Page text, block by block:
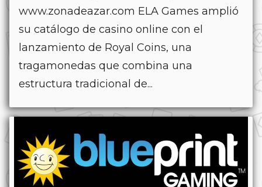
www.zonadeazar.com ELA Games amplió
su catálogo de casino online con el
lanzamiento de Royal Coins, una
tragamonedas que combina una
estructura tradicional de...